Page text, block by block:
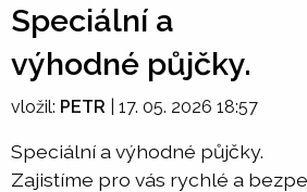
Speciální a
výhodné půjčky.
vložil: PETR 17. 05. 2026 18:57
Speciální a výhodné půjčky.
Zajistíme pro vás rychlé a